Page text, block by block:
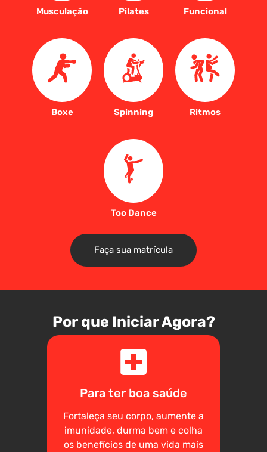
Musculação Pilates Funcional
Boxe Spinning Ritmos
Too Dance
Faça sua matrícula
Por que Iniciar Agora?
Para ter boa saúde
Fortaleça seu corpo, aumente a
imunidade, durma bem e colha
os benefícios de uma vida mais